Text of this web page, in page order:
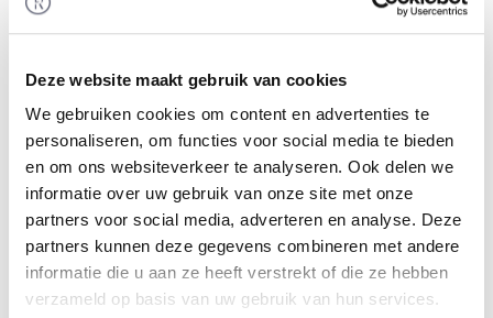
Deze website maakt gebruik van cookies
We gebruiken cookies om content en advertenties te
personaliseren, om functies voor social media te bieden
en om ons websiteverkeer te analyseren. Ook delen we
informatie over uw gebruik van onze site met onze
partners voor social media, adverteren en analyse. Deze
partners kunnen deze gegevens combineren met andere
informatie die u aan ze heeft verstrekt of die ze hebben
verzameld op basis van uw gebruik van hun services.
Tigra heeft 100% van de aandelen in Buro voor
Fysieke Arbeid overgenomen. Rembrandt Fusies
realiseren van deze transactie.
Buro voor Fysieke Arbeid
Buro voor Fysieke Arbeid stelt zich ten doel om
gezamenlijk met bedrijven die fysiek werk
aanbieden een duurzame aanpak te ontwikkelen
en in te richten binnen het bedrijf, zodat hun
medewerkers nu en in de toekomst gezond,